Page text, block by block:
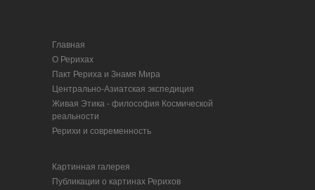
Главная
О Рерихах
Пакт Рериха и Знамя Мира
Центрально-Азиатская экспедиция
Живая Этика - философия Космической
реальности
Рерихи и современность
Картинная галерея
Публикации о картинах Рерихов